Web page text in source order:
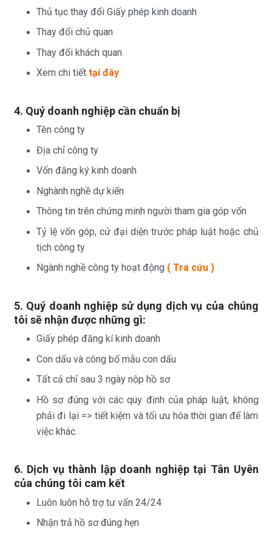
Thủ tục thay đổi Giấy phép kinh doanh
Thay đổi chủ quan
Thay đổi khách quan
Xem chi tiết tại đây
4. Quý doanh nghiệp cần chuẩn bị
Tên công ty
Địa chỉ công ty
Vốn đăng ký kinh doanh
Nghành nghề dự kiến
Thông tin trên chứng minh người tham gia góp vốn
Tỷ lệ vốn góp, cử đại diện trước pháp luật hoặc chủ
tịch công ty
Ngành nghề công ty hoạt động ( Tra cứu )
5. Quý doanh nghiệp sử dụng dịch vụ của chúng
tôi sẽ nhận được những gì:
Giấy phép đăng kí kinh doanh
Con dấu và công bố mẫu con dấu
Tất cả chỉ sau 3 ngày nộp hồ sơ
Hồ sơ đúng với các quy định của pháp luật, không
phải đi lại => tiết kiệm và tối ưu hóa thời gian để làm
việc khác.
6. Dịch vụ thành lập doanh nghiệp tại Tân Uyên
của chúng tôi cam kết
Luôn luôn hỗ trợ tư vấn 24/24
Nhận trả hồ sơ đúng hẹn